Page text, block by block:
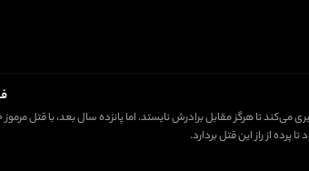
می‌کند تا هرگز مقابل برادرش نایستد. اما پانزده سال بعد، با قتل
از راز این قتل بردارد.